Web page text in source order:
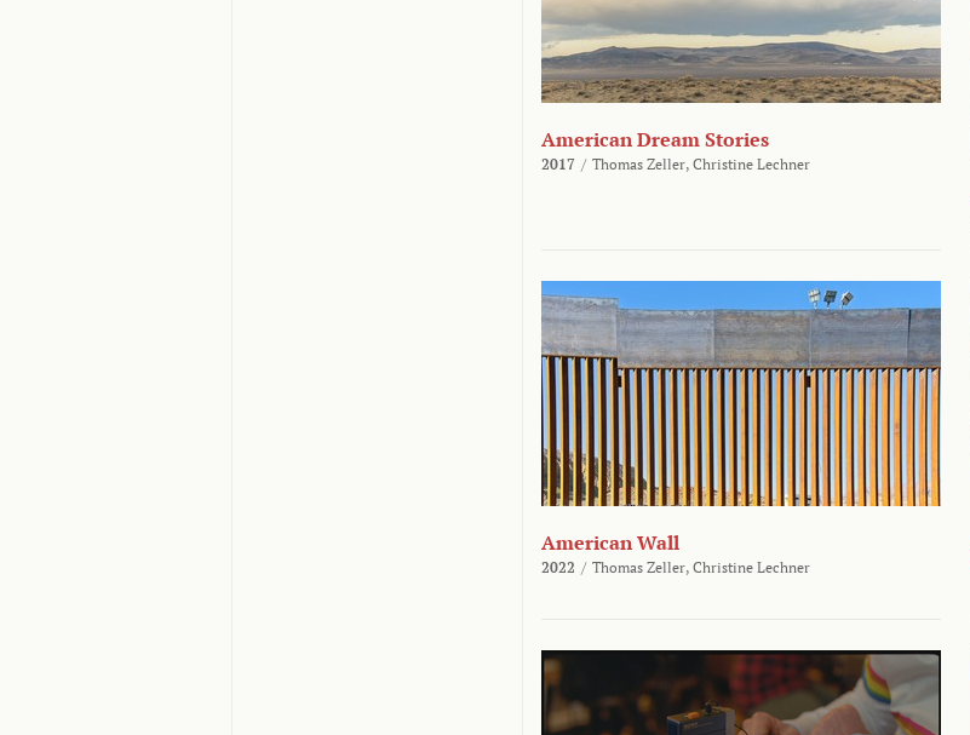
American Dream Stories
2017 / Thomas Zeller, Christine Lechner
American Wall
2022 / Thomas Zeller, Christine Lechner